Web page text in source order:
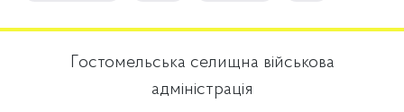
Гостомельська селищна військова
адміністрація